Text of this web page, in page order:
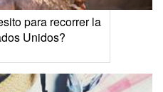
para recorrer la
Unidos?